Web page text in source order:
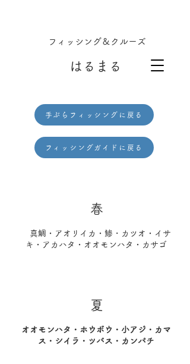
フィッシング＆クルーズ
はるまる
手ぶらフィッシングに戻る
フィッシングガイドに戻る
​春
真鯛・アオリイカ・鯵 ・ カツオ・イサ
キ・アカハタ・オオモンハタ・カサゴ
​夏
オオモンハタ・ホウボウ・小アジ・カマ
ス・シイラ・ツバス・カンパチ